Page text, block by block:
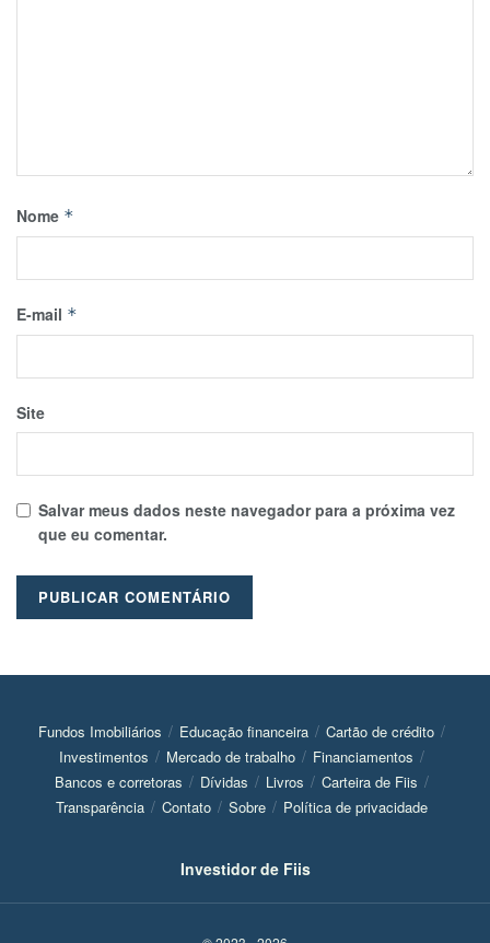
Nome *
E-mail *
Site
Salvar meus dados neste navegador para a próxima vez
que eu comentar.
Fundos Imobiliários Educação financeira
Cartão de crédito
Investimentos
Mercado de trabalho
Financiamentos
Bancos e corretoras
Dívidas Livros
Carteira de Fiis
Transparência
Contato Sobre Política de privacidade
Investidor de Fiis